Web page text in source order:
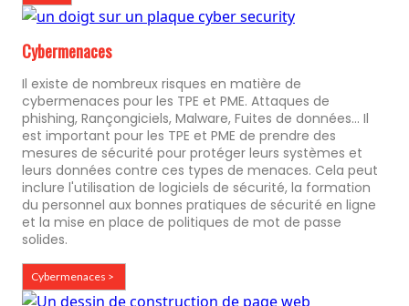
Cybermenaces
Il existe de nombreux risques en matière de
cybermenaces pour les TPE et PME. Attaques de
phishing, Rançongiciels, Malware, Fuites de données... Il
est important pour les TPE et PME de prendre des
mesures de sécurité pour protéger leurs systèmes et
leurs données contre ces types de menaces. Cela peut
inclure l'utilisation de logiciels de sécurité, la formation
du personnel aux bonnes pratiques de sécurité en ligne
et la mise en place de politiques de mot de passe
solides.
Cybermenaces >